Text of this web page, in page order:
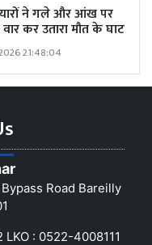
ने गले और आंख पर
कर उतारा मौत के घाट
21:48:04
Road Bareilly
: 0522-4008111